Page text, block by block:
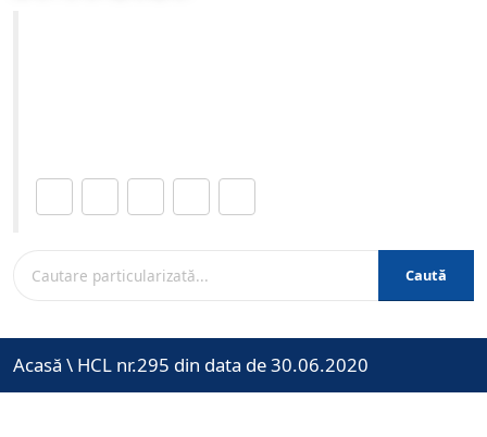
Caută
Acasă \ HCL nr.295 din data de 30.06.2020